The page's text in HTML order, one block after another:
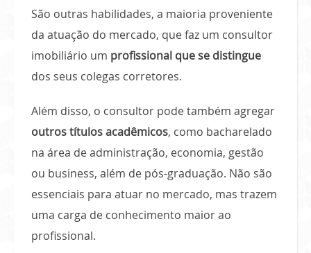
São outras habilidades, a maioria proveniente
da atuação do mercado, que faz um consultor
imobiliário um profissional que se distingue
dos seus colegas corretores.
Além disso, o consultor pode também agregar
outros títulos acadêmicos, como bacharelado
na área de administração, economia, gestão
ou business, além de pós-graduação. Não são
essenciais para atuar no mercado, mas trazem
uma carga de conhecimento maior ao
profissional.